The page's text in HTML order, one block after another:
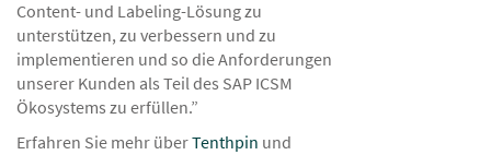
Content- und Labeling-Lösung zu
unterstützen, zu verbessern und zu
implementieren und so die Anforderungen
unserer Kunden als Teil des SAP ICSM
Ökosystems zu erfüllen.”
Erfahren Sie mehr überTenthpin und